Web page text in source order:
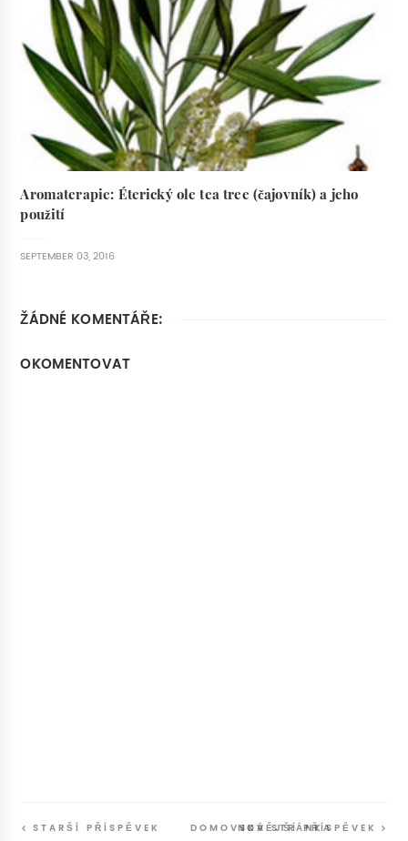
Aromaterapie: Éterický ole tea tree (čajovník) a jeho
použití
SEPTEMBER 03, 2016
ŽÁDNÉ KOMENTÁŘE:
OKOMENTOVAT
NOVĚJŠÍ PŘÍSPĚVEK
STARŠÍ PŘÍSPĚVEK DOMOVSKÁ STRÁNKA